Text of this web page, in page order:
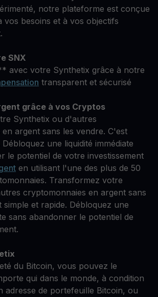
notre plateforme est conçue
besoins et à vos objectifs
SNX
avec votre Synthetix grâce à notre
transparent et sécurisé
grâce à vos Cryptos
Synthetix ou d'autres
argent sans les vendre. C'est
une liquidité immédiate
le potentiel de votre investissement
en utilisant l'une des plus de 50
Transformez votre
cryptomonnaies en argent sans
simple et rapide. Débloquez une
sans abandonner le potentiel de
du Bitcoin, vous pouvez le
qui dans le monde, à condition
adresse de portefeuille Bitcoin, ou